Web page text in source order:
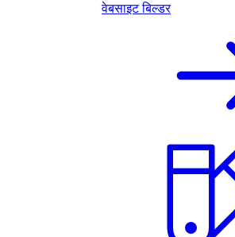
वेबसाइट बिल्डर